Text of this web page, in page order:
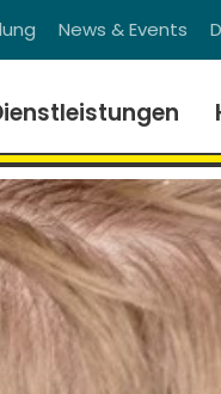
News & Events
in
sicher,
Team ein.